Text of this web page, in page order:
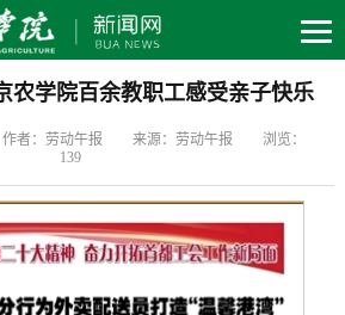
农学院百余教职工感受亲子快乐
作者：劳动午报 来源：劳动午报
浏览：
139